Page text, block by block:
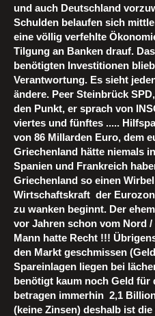
und auch Deutschland
Schulden belaufen sich
eine völlig verfehlte
Tilgung an Banken drauf.
benötigten Investitionen
Verantwortung. Es sieht
ändere. Peer Steinbrück
den Punkt, er sprach von
viertes und fünftes .....
von 86 Millarden Euro, dem
Griechenland hätte niemals
Spanien und Frankreich
Griechenland so einen
Wirtschaftskraft der
zu wanken beginnt. Der
vor Jahren schon vom Nord
Mann hatte Recht !!!
den Markt geschmissen
Spareinlagen liegen bei
benötigt kaum noch Geld für
betragen immerhin 2,1
(keine Zinsen) deshalb ist